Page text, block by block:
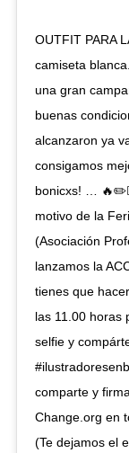
OUTFIT PARA
camiseta
una gran
buenas
alcanzaron ya
consigamos
bonicxs! …
motivo de la
(Asociación
lanzamos la
tienes que
las 11.00 horas
selfie y
comparte y
Change.org en
(Te dejamos el